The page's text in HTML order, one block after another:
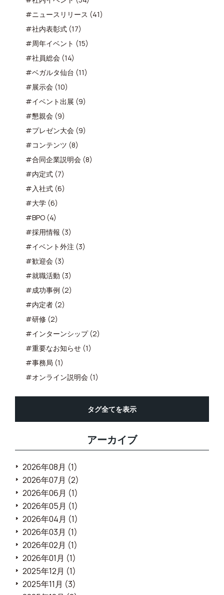
#ニュースリリース (41)
#社内表彰式 (17)
#周年イベント (15)
#社員総会 (14)
#ベガルタ仙台 (11)
#展示会 (10)
#イベント出展 (9)
#懇親会 (9)
#プレゼン大会 (9)
#コンテンツ (8)
#合同企業説明会 (8)
#内定式 (7)
#入社式 (6)
#大学 (6)
#BPO (4)
#採用情報 (3)
#イベント外注 (3)
#歓迎会 (3)
#就職活動 (3)
#成功事例 (2)
#内定者 (2)
#研修 (2)
#インターンシップ (2)
#重要なお知らせ (1)
#事務局 (1)
#オンライン説明会 (1)
タグ全てを表示
アーカイブ
2026年08月 (1)
2026年07月 (2)
2026年06月 (1)
2026年05月 (1)
2026年04月 (1)
2026年03月 (1)
2026年02月 (1)
2026年01月 (1)
2025年12月 (1)
2025年11月 (3)